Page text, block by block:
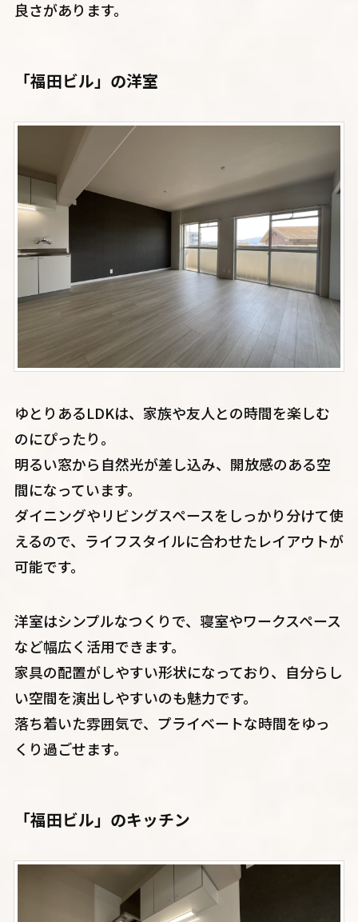
良さがあります。
「福田ビル」の洋室
ゆとりあるLDKは、家族や友人との時間を楽しむ
のにぴったり。
明るい窓から自然光が差し込み、開放感のある空
間になっています。
ダイニングやリビングスペースをしっかり分けて使
えるので、ライフスタイルに合わせたレイアウトが
可能です。
洋室はシンプルなつくりで、寝室やワークスペース
など幅広く活用できます。
家具の配置がしやすい形状になっており、自分らし
い空間を演出しやすいのも魅力です。
落ち着いた雰囲気で、プライベートな時間をゆっ
くり過ごせます。
「福田ビル」のキッチン